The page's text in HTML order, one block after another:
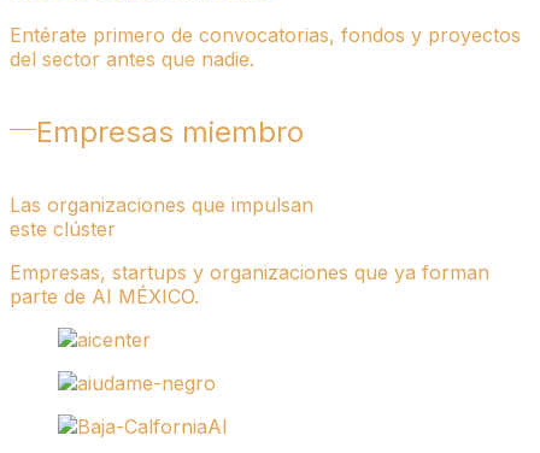
Entérate primero de convocatorias, fondos y proyectos
del sector antes que nadie.
Empresas miembro
Las organizaciones que impulsan
este clúster
Empresas, startups y organizaciones que ya forman
parte de AI MÉXICO.